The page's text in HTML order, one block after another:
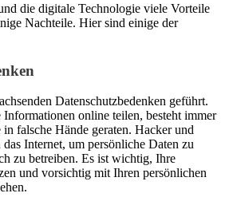
die digitale Technologie viele Vorteile
Nachteile. Hier sind einige der
Datenschutzbedenken geführt.
Informationen online teilen, besteht immer
in falsche Hände geraten. Hacker und
Internet, um persönliche Daten zu
zu betreiben. Es ist wichtig, Ihre
und vorsichtig mit Ihren persönlichen